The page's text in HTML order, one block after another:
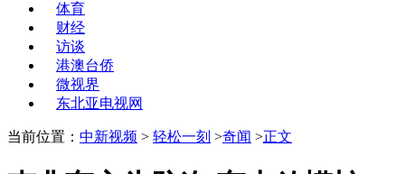
体育
财经
访谈
港澳台侨
微视界
东北亚电视网
当前位置： 中新视频 > 轻松一刻 >奇闻 >正文